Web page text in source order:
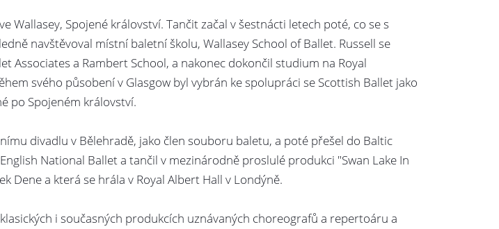
Wallasey, Spojené království. Tančit začal v šestnácti letech poté, co se s
navštěvoval místní baletní školu, Wallasey School of Ballet. Russell se
Associates a Rambert School, a nakonec dokončil studium na Royal
svého působení v Glasgow byl vybrán ke spolupráci se Scottish Ballet jako
po Spojeném království.
divadlu v Bělehradě, jako člen souboru baletu, a poté přešel do Baltic
National Ballet a tančil v mezinárodně proslulé produkci "Swan Lake In
Dene a která se hrála v Royal Albert Hall v Londýně.
i současných produkcích uznávaných choreografů a repertoáru a